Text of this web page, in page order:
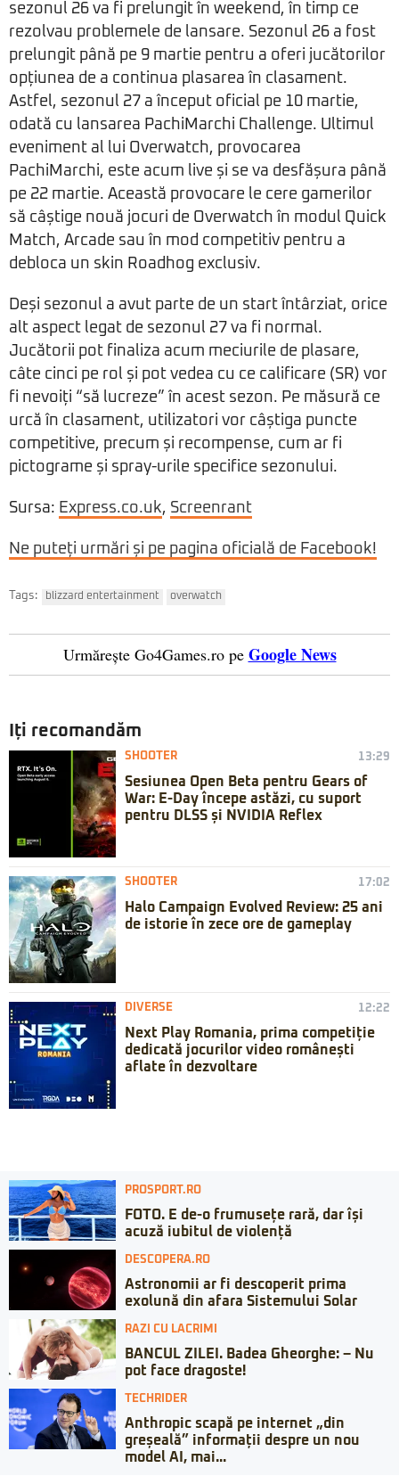
sezonul 26 va fi prelungit în weekend, în timp ce
rezolvau problemele de lansare. Sezonul 26 a fost
prelungit până pe 9 martie pentru a oferi jucătorilor
opțiunea de a continua plasarea în clasament.
Astfel, sezonul 27 a început oficial pe 10 martie,
odată cu lansarea PachiMarchi Challenge. Ultimul
eveniment al lui Overwatch, provocarea
PachiMarchi, este acum live și se va desfășura până
pe 22 martie. Această provocare le cere gamerilor
să câștige nouă jocuri de Overwatch în modul Quick
Match, Arcade sau în mod competitiv pentru a
debloca un skin Roadhog exclusiv.
Deși sezonul a avut parte de un start întârziat, orice
alt aspect legat de sezonul 27 va fi normal.
Jucătorii pot finaliza acum meciurile de plasare,
câte cinci pe rol și pot vedea cu ce calificare (SR) vor
fi nevoiți “să lucreze” în acest sezon. Pe măsură ce
urcă în clasament, utilizatori vor câștiga puncte
competitive, precum și recompense, cum ar fi
pictograme și spray-urile specifice sezonului.
Sursa: Express.co.uk, Screenrant
Ne puteți urmări și pe pagina oficială de Facebook!
Tags: blizzard entertainment overwatch
Urmărește Go4Games.ro pe Google News
Iți recomandăm
SHOOTER 13:29
Sesiunea Open Beta pentru Gears of
War: E-Day începe astăzi, cu suport
pentru DLSS și NVIDIA Reflex
SHOOTER 17:02
Halo Campaign Evolved Review: 25 ani
de istorie în zece ore de gameplay
DIVERSE 12:22
Next Play Romania, prima competiție
dedicată jocurilor video românești
aflate în dezvoltare
PROSPORT.RO
FOTO. E de-o frumusețe rară, dar își
acuză iubitul de violență
DESCOPERA.RO
Astronomii ar fi descoperit prima
exolună din afara Sistemului Solar
RAZI CU LACRIMI
BANCUL ZILEI. Badea Gheorghe: – Nu
pot face dragoste!
TECHRIDER
Anthropic scapă pe internet „din
greșeală” informații despre un nou
model AI, mai...